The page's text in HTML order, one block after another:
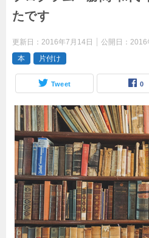
たです
更新日： 2016年7月14日 公開日： 2016
本
片付け
Tweet 0